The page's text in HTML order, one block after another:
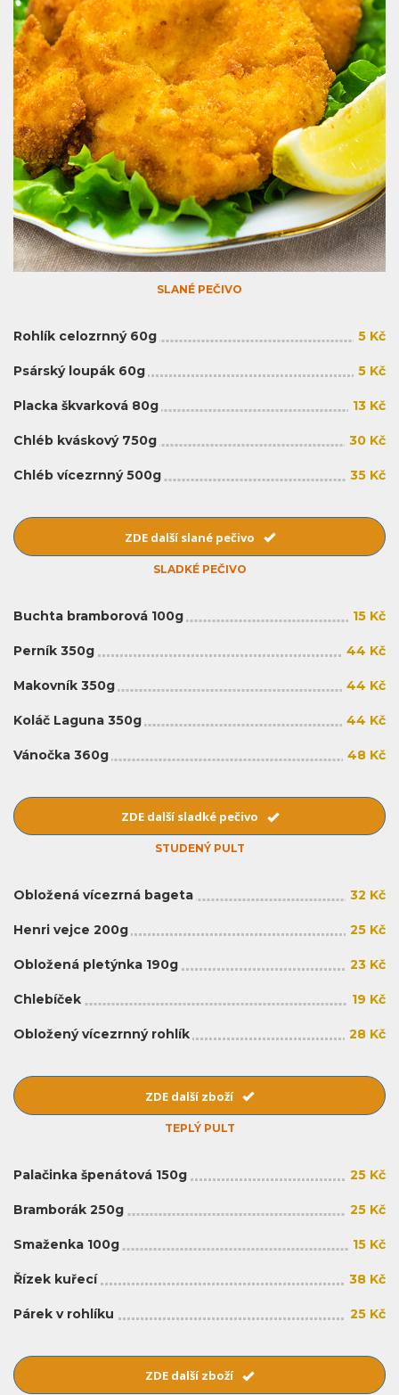
SLANÉ PEČIVO
Rohlík celozrnný 60g 5 Kč
Psárský loupák 60g 5 Kč
Placka škvarková 80g 13 Kč
Chléb kváskový 750g 30 Kč
Chléb vícezrnný 500g 35 Kč
ZDE další slané pečivo
SLADKÉ PEČIVO
Buchta bramborová 100g 15 Kč
Perník 350g 44 Kč
Makovník 350g 44 Kč
Koláč Laguna 350g 44 Kč
Vánočka 360g 48 Kč
ZDE další sladké pečivo
STUDENÝ PULT
Obložená vícezrná bageta 32 Kč
Henri vejce 200g 25 Kč
Obložená pletýnka 190g 23 Kč
Chlebíček 19 Kč
Obložený vícezrnný rohlík 28 Kč
ZDE další zboží
TEPLÝ PULT
Palačinka špenátová 150g 25 Kč
Bramborák 250g 25 Kč
Smaženka 100g 15 Kč
Řízek kuřecí 38 Kč
Párek v rohlíku 25 Kč
ZDE další zboží